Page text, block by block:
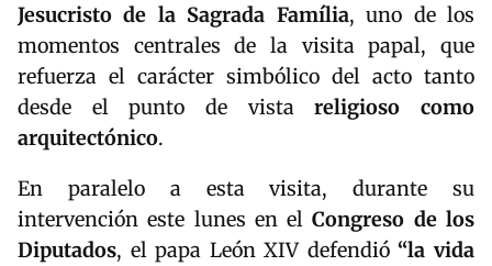
Jesucristo de la Sagrada Família, uno de los
momentos centrales de la visita papal, que
refuerza el carácter simbólico del acto tanto
desde el punto de vistareligioso como
arquitectónico.
En paralelo a esta visita, durante su
intervención este lunes en elCongreso de los
Diputados, el papa León XIV defendió “la vida